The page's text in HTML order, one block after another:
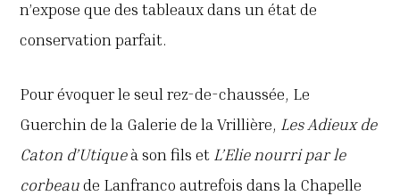
n’expose que des tableaux dans un état de
conservation parfait.
Pour évoquer le seul rez-de-chaussée, Le
Guerchin de la Galerie de la Vrillière, Les Adieux de
Caton d’Utiqueà son fils et L’Elie nourri par le
corbeaude Lanfranco autrefois dans la Chapelle